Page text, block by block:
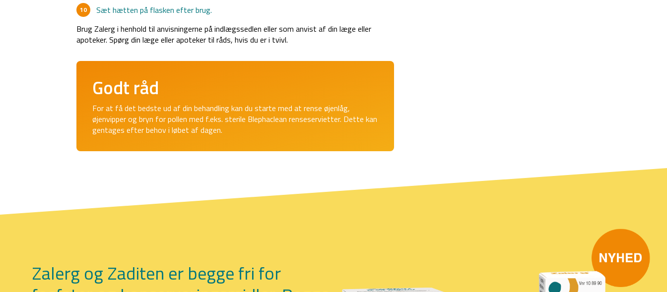
Sæt hætten på flasken efter brug.
Brug Zalerg i henhold til anvisningerne på indlægssedlen eller som anvist af din læge eller
apoteker. Spørg din læge eller apoteker til råds, hvis du er i tvivl.
Godt råd
For at få det bedste ud af din behandling kan du starte med at rense øjenlåg,
øjenvipper og bryn for pollen med f.eks. sterile Blephaclean renseservietter. Dette kan
gentages efter behov i løbet af dagen.
Zalerg og Zaditen er begge fri for